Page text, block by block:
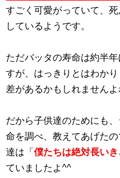
すごく可愛がっていて、
しているようです。
ただバッタの寿命は約半
すが、はっきりとはわか
差があるかもしれませんよ
だから子供達のためにも
命を調べ、教えてあげた
達は「 僕たちは絶対長いき
ていましたよ^^